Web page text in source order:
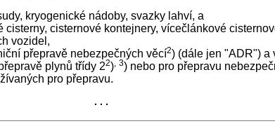
kryogenické nádoby, svazky lahví, a
cisternové kontejnery, vícečlánkové
vozidel,
přepravě nebezpečných věcí2) (dále jen "ADR") a
plynů třídy 22) 3) nebo pro přepravu
pro přepravu.
. . .